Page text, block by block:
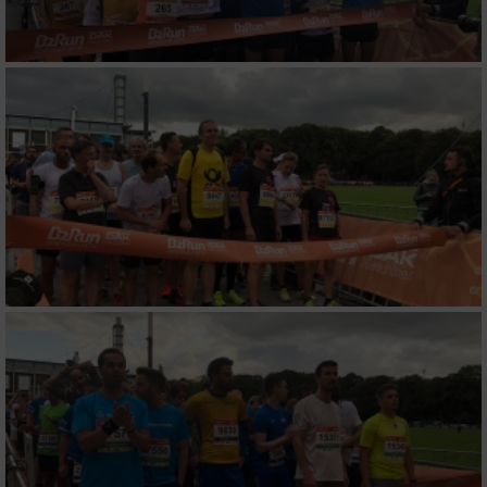
von Inhalten
Verwendung von Profilen zur Auswahl
personalisierter Inhalte
Messung der Werbeleistung
Messung der Performance von Inhalten
Analyse von Zielgruppen durch Statistiken
oder Kombinationen von Daten aus
verschiedenen Quellen
Entwicklung und Verbesserung der Angebote
Verwendung reduzierter Daten zur Auswahl
von Inhalten
IAB-Besonderheiten: